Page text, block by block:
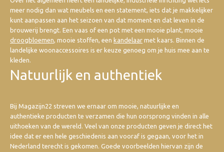
meer nodig dan wat meubels en een statement, iets dat je makkelijker
kunt aanpassen aan het seizoen van dat moment en dat leven in de
brouwerij brengt. Een vaas of een pot met een mooie plant, mooie
droogbloemen, mooie stoffen, een kandelaar met kaars. Binnen de
landelijke woonaccessoires is er keuze genoeg om je huis mee aan te
kleden.
Natuurlijk en authentiek
Bij Magazijn22 streven we ernaar om mooie, natuurlijke en
authentieke producten te verzamen die hun oorsprong vinden in alle
uithoeken van de wereld. Veel van onze producten geven je direct het
idee dat er een hele geschiedenis aan vooraf is gegaan, voor het in
Nederland terecht is gekomen. Goede voorbeelden hiervan zijn de